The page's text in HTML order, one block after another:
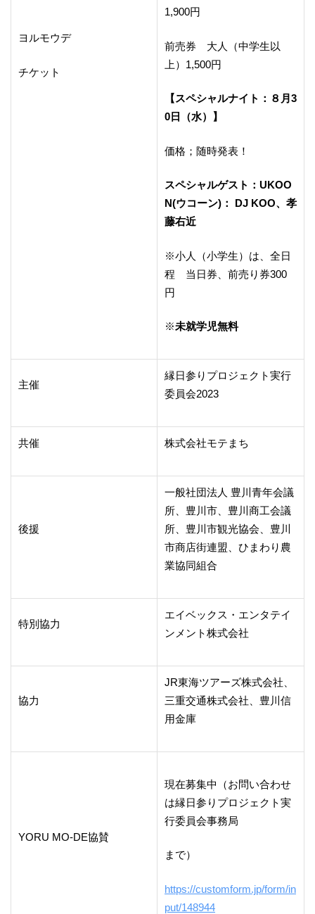
ヨルモウデ
チケット
1,900円
前売券 大人（中学生以
上）1,500円
【スペシャルナイト：８月3
0日（水）】
価格；随時発表！
スペシャルゲスト：UKOO
N(ウコーン)： DJ KOO、孝
藤右近
※小人（小学生）は、全日
程 当日券、前売り券300
円
※未就学児無料
主催
縁日参りプロジェクト実行
委員会2023
共催 株式会社モテまち
後援
一般社団法人 豊川青年会議
所、豊川市、豊川商工会議
所、豊川市観光協会、豊川
市商店街連盟、ひまわり農
業協同組合
特別協力
エイベックス・エンタテイ
ンメント株式会社
協力
JR東海ツアーズ株式会社、
三重交通株式会社、豊川信
用金庫
YORU MO-DE協賛
現在募集中（お問い合わせ
は縁日参りプロジェクト実
行委員会事務局
まで）
https://customform.jp/form/in
put/148944